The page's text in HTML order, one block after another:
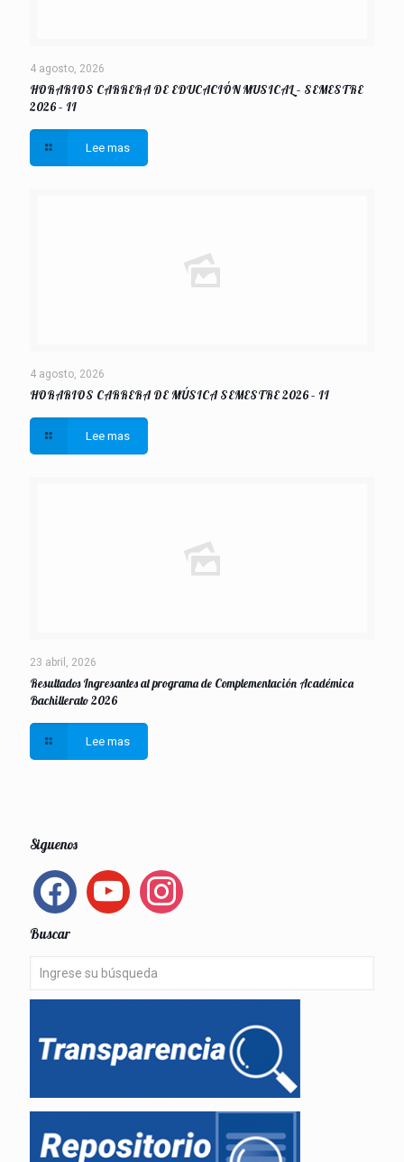
4 agosto, 2026
HORARIOS CARRERA DE EDUCACIÓN MUSICAL – SEMESTRE
2026 – II
Lee mas
4 agosto, 2026
HORARIOS CARRERA DE MÚSICA SEMESTRE 2026 – II
Lee mas
23 abril, 2026
Resultados Ingresantes al programa de Complementación Académica
Bachillerato 2026
Lee mas
Siguenos
facebook youtube instagram
Buscar